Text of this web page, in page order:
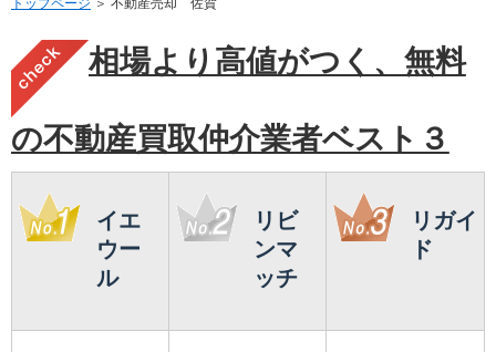
トップページ ＞ 不動産売却 佐賀
相場より高値がつく、無料
の不動産買取仲介業者ベスト３
イエ
ウー
ル
リビ
ンマ
ッチ
リガイ
ド